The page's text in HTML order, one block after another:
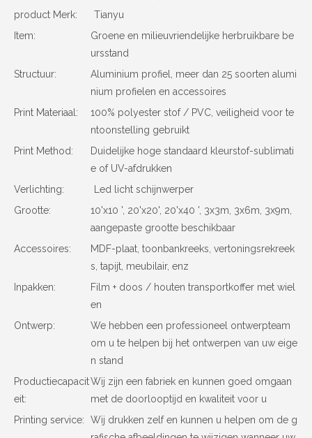
product Merk:
Tianyu
Item:
Groene en milieuvriendelijke herbruikbare be
ursstand
Structuur:
Aluminium profiel, meer dan 25 soorten alumi
nium profielen en accessoires
Print Materiaal:
100% polyester stof / PVC, veiligheid voor te
ntoonstelling gebruikt
Print Method:
Duidelijke hoge standaard kleurstof-sublimati
e of UV-afdrukken
Verlichting:
Led licht schijnwerper
Grootte:
10'x10 ', 20'x20', 20'x40 ', 3x3m, 3x6m, 3x9m,
aangepaste grootte beschikbaar
Accessoires:
MDF-plaat, toonbankreeks, vertoningsrekreek
s, tapijt, meubilair, enz
Inpakken:
Film + doos / houten transportkoffer met wiel
en
Ontwerp:
We hebben een professioneel ontwerpteam
om u te helpen bij het ontwerpen van uw eige
n stand
Productiecapacit
eit:
Wij zijn een fabriek en kunnen goed omgaan
met de doorlooptijd en kwaliteit voor u
Printing service:
Wij drukken zelf en kunnen u helpen om de g